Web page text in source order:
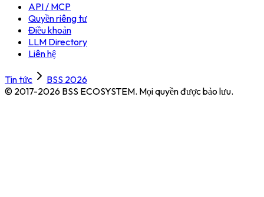
API / MCP
Quyền riêng tư
Điều khoản
LLM Directory
Liên hệ
Tin tức
BSS 2026
© 2017-2026 BSS ECOSYSTEM. Mọi quyền được bảo lưu.